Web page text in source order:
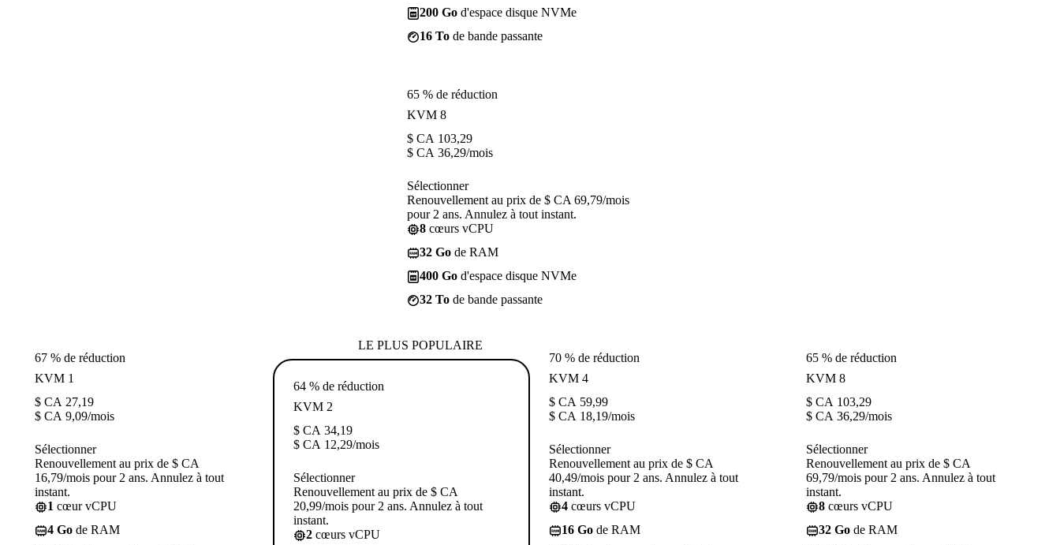
200 Go d'espace disque NVMe
16 To de bande passante
65 % de réduction
KVM 8
$ CA 103,29
$ CA 36,29/mois
Sélectionner
Renouvellement au prix de $ CA 69,79/mois
pour 2 ans. Annulez à tout instant.
8 cœurs vCPU
32 Go de RAM
400 Go d'espace disque NVMe
32 To de bande passante
67 % de réduction
KVM 1
$ CA 27,19
$ CA 9,09/mois
Sélectionner
Renouvellement au prix de $ CA
16,79/mois pour 2 ans. Annulez à tout
instant.
1 cœur vCPU
4 Go de RAM
LE PLUS POPULAIRE
64 % de réduction
KVM 2
$ CA 34,19
$ CA 12,29/mois
Sélectionner
Renouvellement au prix de $ CA
20,99/mois pour 2 ans. Annulez à tout
instant.
2 cœurs vCPU
70 % de réduction
KVM 4
$ CA 59,99
$ CA 18,19/mois
Sélectionner
Renouvellement au prix de $ CA
40,49/mois pour 2 ans. Annulez à tout
instant.
4 cœurs vCPU
16 Go de RAM
65 % de réduction
KVM 8
$ CA 103,29
$ CA 36,29/mois
Sélectionner
Renouvellement au prix de $ CA
69,79/mois pour 2 ans. Annulez à tout
instant.
8 cœurs vCPU
32 Go de RAM